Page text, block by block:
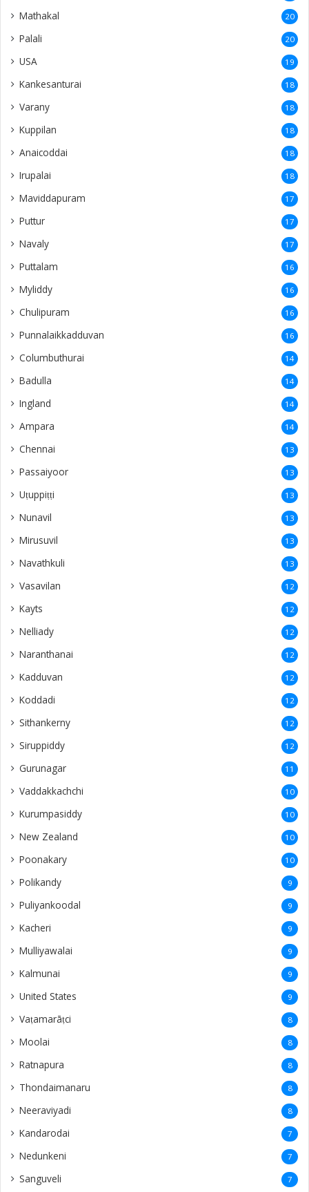
Mathakal 20
Palali 20
USA 19
Kankesanturai 18
Varany 18
Kuppilan 18
Anaicoddai 18
Irupalai 18
Maviddapuram 17
Puttur 17
Navaly 17
Puttalam 16
Myliddy 16
Chulipuram 16
Punnalaikkadduvan 16
Columbuthurai 14
Badulla 14
Ingland 14
Ampara 14
Chennai 13
Passaiyoor 13
Uṭuppiṭṭi 13
Nunavil 13
Mirusuvil 13
Navathkuli 13
Vasavilan 12
Kayts 12
Nelliady 12
Naranthanai 12
Kadduvan 12
Koddadi 12
Sithankerny 12
Siruppiddy 12
Gurunagar 11
Vaddakkachchi 10
Kurumpasiddy 10
New Zealand 10
Poonakary 10
Polikandy 9
Puliyankoodal 9
Kacheri 9
Mulliyawalai 9
Kalmunai 9
United States 9
Vaṭamarāṭci 8
Moolai 8
Ratnapura 8
Thondaimanaru 8
Neeraviyadi 8
Kandarodai 7
Nedunkeni 7
Sanguveli 7